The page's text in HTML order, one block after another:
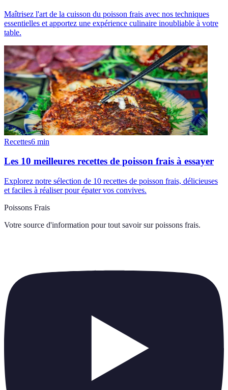
Maîtrisez l'art de la cuisson du poisson frais avec nos techniques
essentielles et apportez une expérience culinaire inoubliable à votre
table.
Recettes6 min
Les 10 meilleures recettes de poisson frais à essayer
Explorez notre sélection de 10 recettes de poisson frais, délicieuses
et faciles à réaliser pour épater vos convives.
Poissons Frais
Votre source d'information pour tout savoir sur poissons frais.